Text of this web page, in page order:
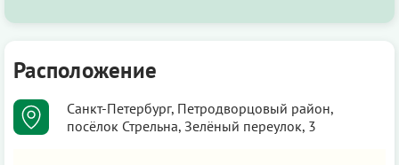
Расположение
Санкт-Петербург, Петродворцовый район,
посёлок Стрельна, Зелёный переулок, 3